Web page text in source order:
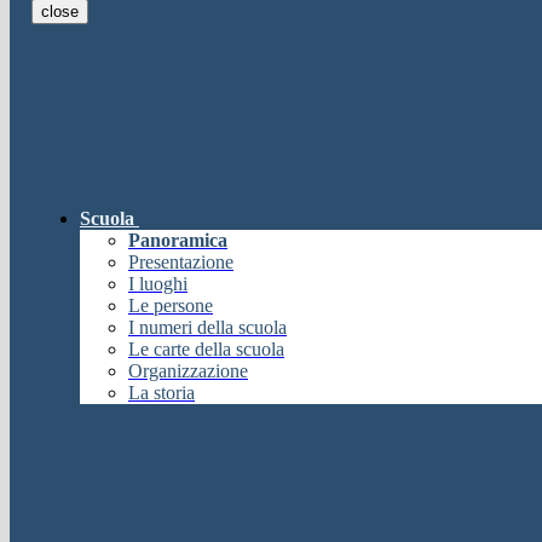
Chiudi
Informazione
Attendere...
Attendere il completamento dell'operazione...
close
Scuola
Panoramica
Presentazione
I luoghi
Le persone
I numeri della scuola
Le carte della scuola
Organizzazione
La storia